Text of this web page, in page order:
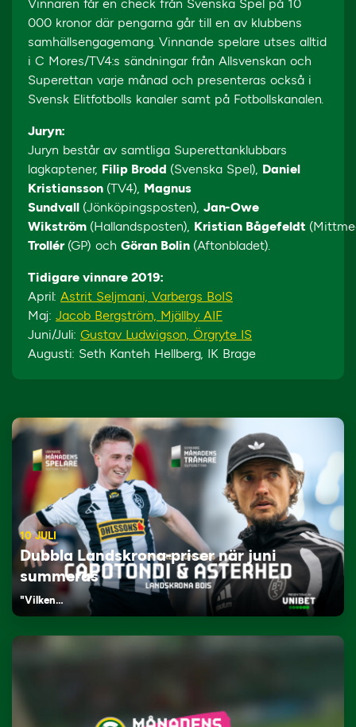
Vinnaren får en check från Svenska Spel på 10
000 kronor där pengarna går till en av klubbens
samhällsengagemang. Vinnande spelare utses alltid
i C Mores/TV4:s sändningar från Allsvenskan och
Superettan varje månad och presenteras också i
Svensk Elitfotbolls kanaler samt på Fotbollskanalen.
Juryn:
Juryn består av samtliga Superettanklubbars
lagkaptener, Filip Brodd (Svenska Spel), Daniel
Kristiansson (TV4), Magnus
Sundvall (Jönköpingsposten), Jan-Owe
Wikström (Hallandsposten), Kristian Bågefeldt
Trollér (GP) och Göran Bolin (Aftonbladet).
Tidigare vinnare 2019:
April: Astrit Seljmani, Varbergs BoIS
Maj: Jacob Bergström, Mjällby AIF
Juni/Juli: Gustav Ludwigson, Örgryte IS
Augusti: Seth Kanteh Hellberg, IK Brage
10 JULI
Dubbla Landskrona-priser när juni
summeras
"Vilken…